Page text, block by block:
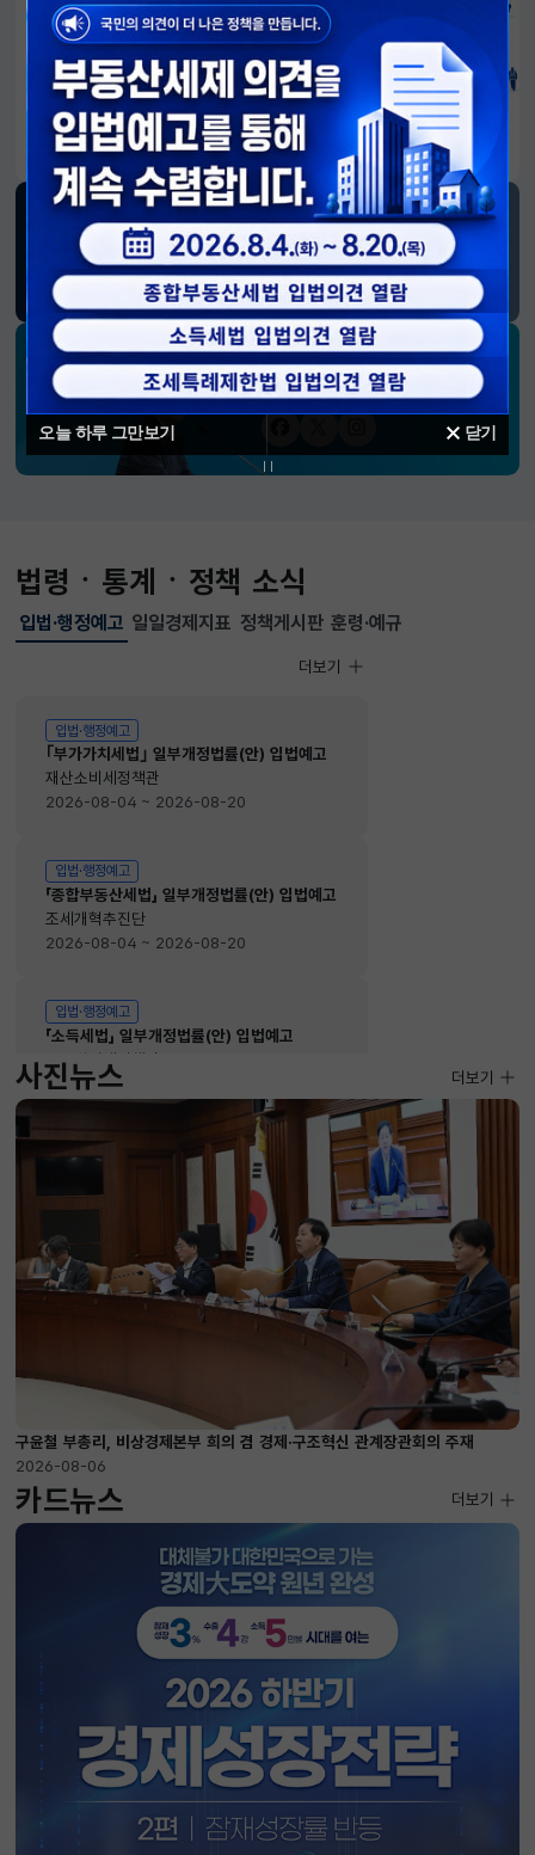
오늘 하루 그만보기 닫기
알림판
국민이 만든 대전환의 길-회복과 도약, 모두의 1년
재정경제부 SNS 소식
블로그페이스북트위터(X)유튜브인스타그램
소통하는 경제 리더 구윤철 장관의
SNS 채널
법령ㆍ통계ㆍ정책 소식
입법·행정예고
선택됨
입법·행정예고
입법·행정예고
｢부가가치세법｣ 일부개정법률(안) 입법예고
재산소비세정책관
2026-08-04 ~ 2026-08-20
입법·행정예고
「종합부동산세법」 일부개정법률(안) 입법예고
조세개혁추진단
2026-08-04 ~ 2026-08-20
입법·행정예고
「소득세법」 일부개정법률(안) 입법예고
소득법인세정책관
2026-08-04 ~ 2026-08-20
입법·행정예고
더보기
일일경제지표 정책게시판 훈령·예규
사진뉴스
구윤철 부총리, 비상경제본부 희의 겸 경제·구조혁신 관계장관회의 주재
2026-08-06
사진뉴스
더보기
카드뉴스 더보기